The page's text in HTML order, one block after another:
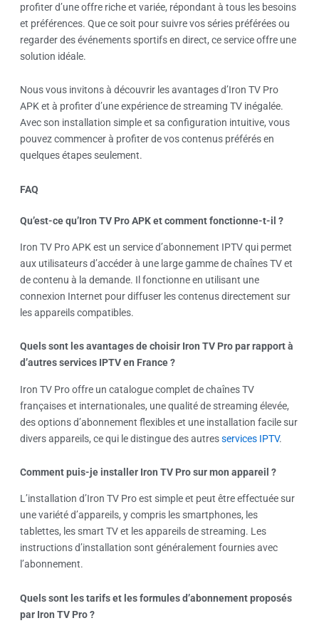
profiter d’une offre riche et variée, répondant à tous les besoins
et préférences. Que ce soit pour suivre vos séries préférées ou
regarder des événements sportifs en direct, ce service offre une
solution idéale.
Nous vous invitons à découvrir les avantages d’Iron TV Pro
APK et à profiter d’une expérience de streaming TV inégalée.
Avec son installation simple et sa configuration intuitive, vous
pouvez commencer à profiter de vos contenus préférés en
quelques étapes seulement.
FAQ
Qu’est-ce qu’Iron TV Pro APK et comment fonctionne-t-il ?
Iron TV Pro APK est un service d’abonnement IPTV qui permet
aux utilisateurs d’accéder à une large gamme de chaînes TV et
de contenu à la demande. Il fonctionne en utilisant une
connexion Internet pour diffuser les contenus directement sur
les appareils compatibles.
Quels sont les avantages de choisir Iron TV Pro par rapport à
d’autres services IPTV en France ?
Iron TV Pro offre un catalogue complet de chaînes TV
françaises et internationales, une qualité de streaming élevée,
des options d’abonnement flexibles et une installation facile sur
divers appareils, ce qui le distingue des autresservices IPTV.
Comment puis-je installer Iron TV Pro sur mon appareil ?
L’installation d’Iron TV Pro est simple et peut être effectuée sur
une variété d’appareils, y compris les smartphones, les
tablettes, les smart TV et les appareils de streaming. Les
instructions d’installation sont généralement fournies avec
l’abonnement.
Quels sont les tarifs et les formules d’abonnement proposés
par Iron TV Pro ?